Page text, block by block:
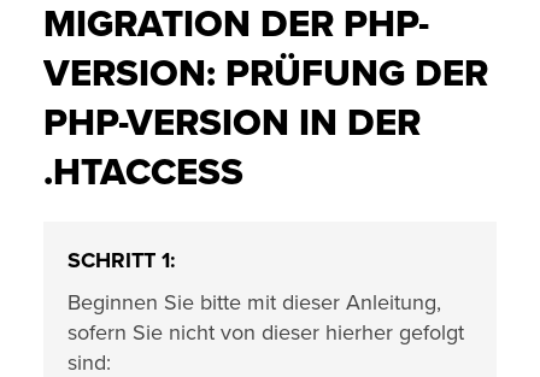
MIGRATION DER PHP-
VERSION: PRÜFUNG DER
PHP-VERSION IN DER
.HTACCESS
SCHRITT 1:
Beginnen Sie bitte mit dieser Anleitung,
sofern Sie nicht von dieser hierher gefolgt
sind: